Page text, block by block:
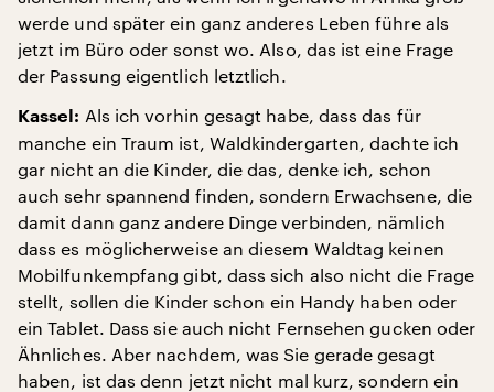
werde und später ein ganz anderes Leben führe als
jetzt im Büro oder sonst wo. Also, das ist eine Frage
der Passung eigentlich letztlich.
Kassel: Als ich vorhin gesagt habe, dass das für
manche ein Traum ist, Waldkindergarten, dachte ich
gar nicht an die Kinder, die das, denke ich, schon
auch sehr spannend finden, sondern Erwachsene, die
damit dann ganz andere Dinge verbinden, nämlich
dass es möglicherweise an diesem Waldtag keinen
Mobilfunkempfang gibt, dass sich also nicht die Frage
stellt, sollen die Kinder schon ein Handy haben oder
ein Tablet. Dass sie auch nicht Fernsehen gucken oder
Ähnliches. Aber nachdem, was Sie gerade gesagt
haben, ist das denn jetzt nicht mal kurz, sondern ein